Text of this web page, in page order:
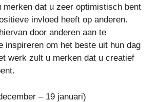
merken dat u zeer optimistisch bent
invloed heeft op anderen.
door anderen aan te
inspireren om het beste uit hun dag
werk zult u merken dat u creatief
– 19 januari)